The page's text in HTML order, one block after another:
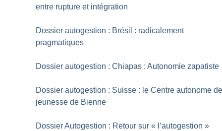
entre rupture et intégration
Dossier autogestion : Brésil : radicalement
pragmatiques
Dossier autogestion : Chiapas : Autonomie zapatiste
Dossier autogestion : Suisse : le Centre autonome
jeunesse de Bienne
Dossier Autogestion : Retour sur « l’autogestion »